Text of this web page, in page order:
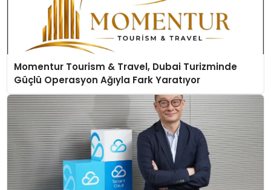
Momentur Tourism & Travel, Dubai Turizminde
Güçlü Operasyon Ağıyla Fark Yaratıyor